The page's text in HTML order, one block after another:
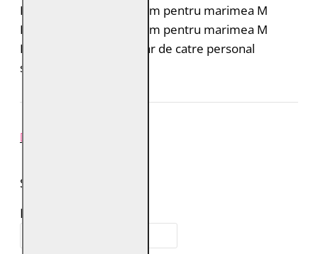
Lungimea spatelui: 54 cm pentru marimea M
Lungimea manecii: 63 cm pentru marimea M
Intretinere: Spalare doar de catre personal
specializat
SPUNE-ŢI PAREREA
Numele tău: